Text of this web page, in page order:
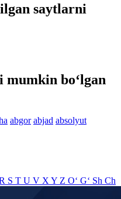
saytlarni
mumkin bo‘lgan
abgor abjad absolyut
S T U V X Y Z O‘ G‘ Sh Ch